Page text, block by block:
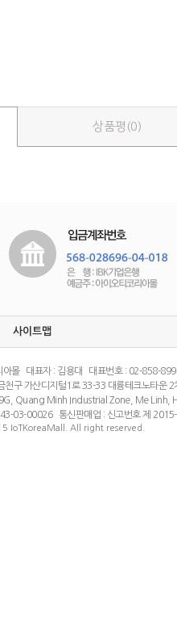
상품평(0)
사이트맵
아몰 대표자 : 김용대 대표번호 : 02-858-
천구 가산디지털1로 33-33 대륭테크노타운
Quang Minh Industrial Zone, Me Linh,
03-00026 통신판매업 : 신고번호 제
IoTKoreaMall. All right reserved.